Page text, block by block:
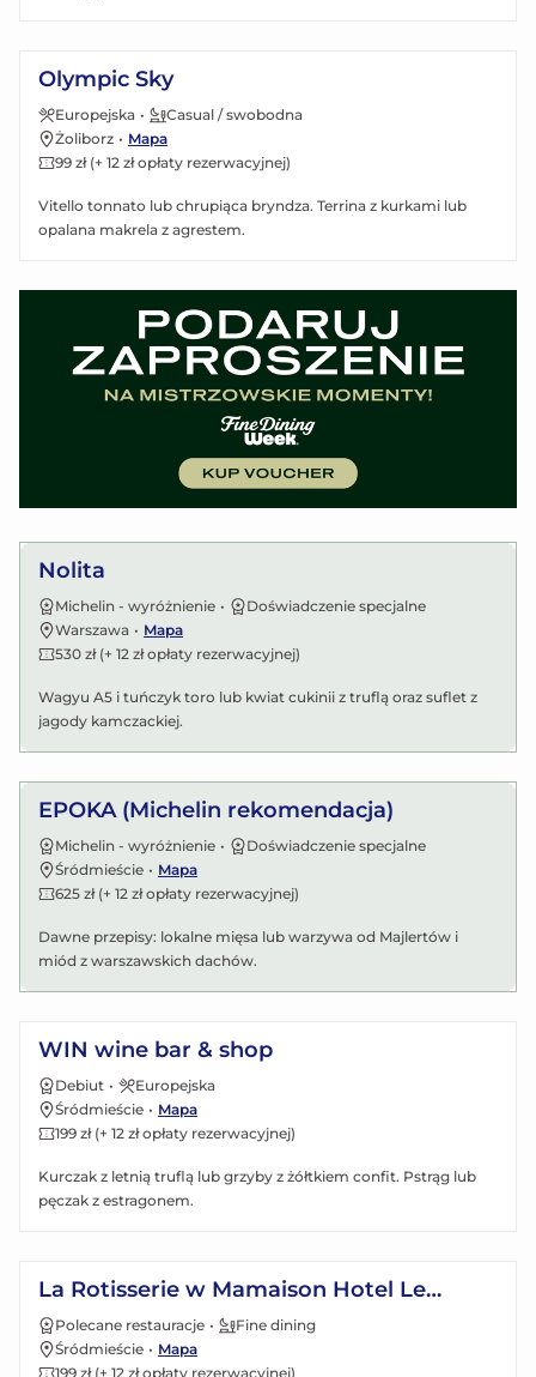
Olympic Sky
Europejska •
Casual / swobodna
Żoliborz • Mapa
99 zł (+ 12 zł opłaty rezerwacyjnej)
Vitello tonnato lub chrupiąca bryndza. Terrina z kurkami lub
opalana makrela z agrestem.
Nolita
Michelin - wyróżnienie •
Doświadczenie specjalne
Warszawa • Mapa
530 zł (+ 12 zł opłaty rezerwacyjnej)
Wagyu A5 i tuńczyk toro lub kwiat cukinii z truflą oraz suflet z
jagody kamczackiej.
EPOKA (Michelin rekomendacja)
Michelin - wyróżnienie •
Doświadczenie specjalne
Śródmieście • Mapa
625 zł (+ 12 zł opłaty rezerwacyjnej)
Dawne przepisy: lokalne mięsa lub warzywa od Majlertów i
miód z warszawskich dachów.
WIN wine bar & shop
Debiut •
Europejska
Śródmieście • Mapa
199 zł (+ 12 zł opłaty rezerwacyjnej)
Kurczak z letnią truflą lub grzyby z żółtkiem confit. Pstrąg lub
pęczak z estragonem.
La Rotisserie w Mamaison Hotel Le
Regina Warsaw 5*
Polecane restauracje •
Fine dining
Śródmieście • Mapa
199 zł (+ 12 zł opłaty rezerwacyjnej)